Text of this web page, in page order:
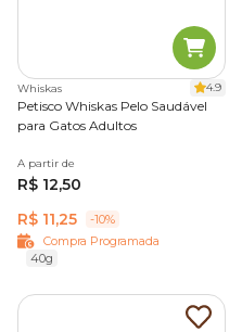
Whiskas 4.9
Petisco Whiskas Pelo Saudável
para Gatos Adultos
A partir de
R$ 12,50
R$ 11,25
-10%
Compra Programada
40g